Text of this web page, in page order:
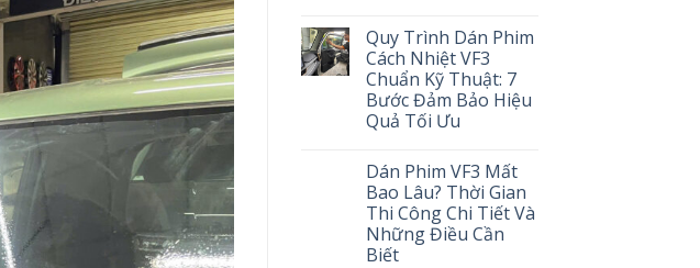
Quy Trình Dán Phim
Cách Nhiệt VF3
Chuẩn Kỹ Thuật: 7
Bước Đảm Bảo Hiệu
Quả Tối Ưu
Dán Phim VF3 Mất
Bao Lâu? Thời Gian
Thi Công Chi Tiết Và
Những Điều Cần
Biết